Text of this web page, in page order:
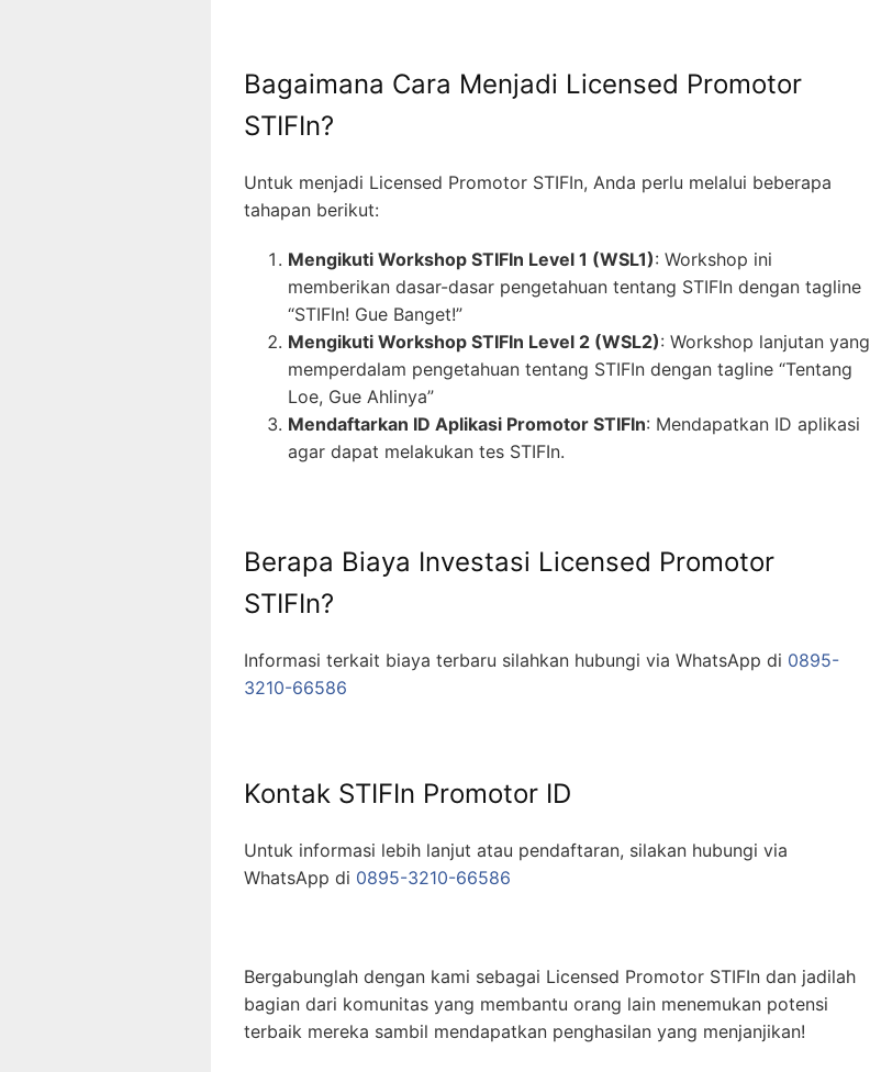
Bagaimana Cara Menjadi Licensed Promotor
STIFIn?
Untuk menjadi Licensed Promotor STIFIn, Anda perlu melalui beberapa
tahapan berikut:
Mengikuti Workshop STIFIn Level 1 (WSL1): Workshop ini
memberikan dasar-dasar pengetahuan tentang STIFIn dengan tagline
“STIFIn! Gue Banget!”
Mengikuti Workshop STIFIn Level 2 (WSL2): Workshop lanjutan yang
memperdalam pengetahuan tentang STIFIn dengan tagline “Tentang
Loe, Gue Ahlinya”
Mendaftarkan ID Aplikasi Promotor STIFIn: Mendapatkan ID aplikasi
agar dapat melakukan tes STIFIn.
Berapa Biaya Investasi Licensed Promotor
STIFIn?
Informasi terkait biaya terbaru silahkan hubungi via WhatsApp di 0895-
3210-66586
Kontak STIFIn Promotor ID
Untuk informasi lebih lanjut atau pendaftaran, silakan hubungi via
WhatsApp di 0895-3210-66586
Bergabunglah dengan kami sebagai Licensed Promotor STIFIn dan jadilah
bagian dari komunitas yang membantu orang lain menemukan potensi
terbaik mereka sambil mendapatkan penghasilan yang menjanjikan!